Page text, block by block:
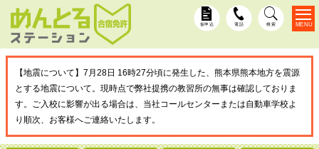
仮申込 電話 検索
【地震について】7月28日 16時27分頃に発生した、熊本県熊本地方を震源
とする地震について。現時点で弊社提携の教習所の無事は確認しておりま
す。ご入校に影響が出る場合は、当社コールセンターまたは自動車学校よ
り順次、お客様へご連絡いたします。
MENU